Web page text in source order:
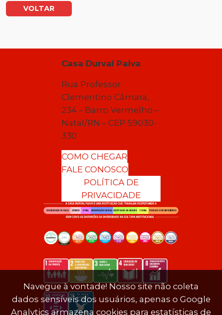
VOLTAR
Casa Durval Paiva
Rua Professor
Clementino Câmara,
234 – Barro Vermelho –
Natal/RN – CEP 59030-
330
COMO CHEGAR
FALE CONOSCO
POLÍTICA DE
PRIVACIDADE
Navegue à vontade! Nosso site não coleta
dados sensíveis dos usuários, apenas o Google
Analytics armazena cookies para estatísticas de